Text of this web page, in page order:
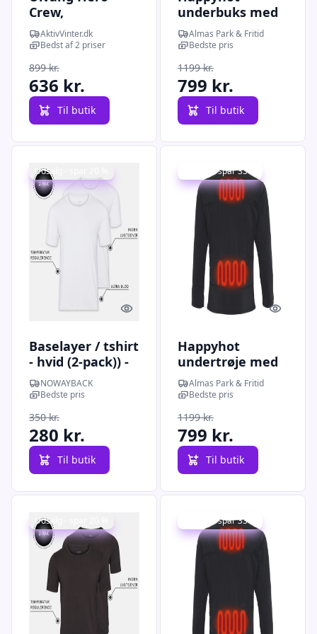
Crew,
skiundertrøje,
dame, mørkeblå
AktivVinter.dk
Bedst af 2 priser
899 kr.
636 kr.
Til butik
underbuks med
elvarme - M
Almas Park & Fritid
Bedste pris
1199 kr.
799 kr.
Til butik
Udsalg - spar 20 %
Quick look
Baselayer / tshirt
- hvid (2-pack)) -
Large
NOWAYBACK
Bedste pris
350 kr.
280 kr.
Til butik
Udsalg - spar 33 %
Quick
Happyhot
undertrøje med
elvarme - XL
Almas Park & Fritid
Bedste pris
1199 kr.
799 kr.
Til butik
Udsalg - spar 20 % Udsalg - spar 33 %